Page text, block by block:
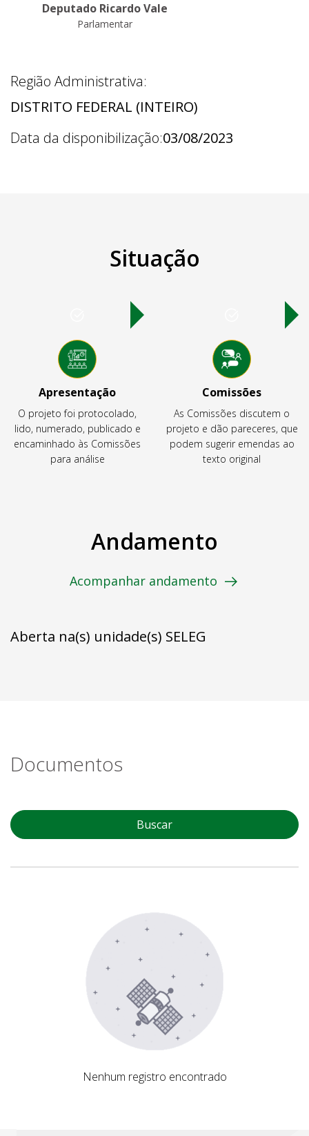
Deputado Ricardo Vale
Parlamentar
Região Administrativa:
DISTRITO FEDERAL (INTEIRO)
Data da disponibilização:03/08/2023
Situação
Apresentação
O projeto foi protocolado,
lido, numerado, publicado e
encaminhado às Comissões
para análise
Comissões
As Comissões discutem o
projeto e dão pareceres, que
podem sugerir emendas ao
texto original
Andamento
Acompanhar andamento
Aberta na(s) unidade(s) SELEG
Documentos
Buscar
Nenhum registro encontrado
Nenhum registro encontrado